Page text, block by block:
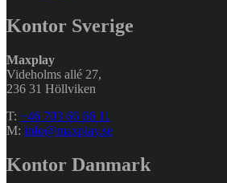
Kontor Sverige
Maxplay
Videholms allé 27,
236 31 Höllviken
T: +46 703 66 66 11
M: info@maxplay.se
Kontor Danmark